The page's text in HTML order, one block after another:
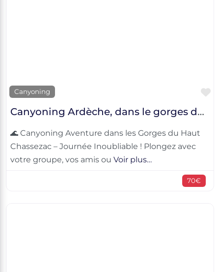
Canyoning
Canyoning Ardèche, dans le gorges du Haut Chassezac
🌊 Canyoning Aventure dans les Gorges du Haut
Chassezac – Journée Inoubliable ! Plongez avec
votre groupe, vos amis ou Voir plus…
70€